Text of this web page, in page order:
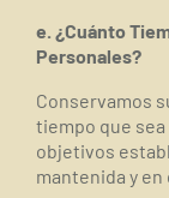
e. ¿Cuánto
Personales?
Conservamos
tiempo que
objetivos
mantenida y en